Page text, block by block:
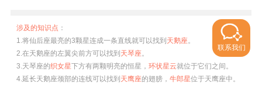
涉及的知识点 ：
1.将仙后座最亮的3颗星连成一条直线就可以找到 天鹅座。
2.在天鹅座的左翼尖前方可以找到 天琴座。
3.天琴座的织女星下方有两颗明亮的恒星， 环状星云就位于它们之间。
4.延长天鹅座颈部的连线可以找到 天鹰座的翅膀， 牛郎星位于天鹰座中。
联系我们